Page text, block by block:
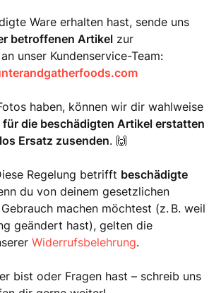
Ware erhalten hast, sende uns
betroffenen Artikel zur
unser Kundenservice-Team:
haben, können wir dir wahlweise
die beschädigten Artikel erstatten
Ersatz zusenden. 🙌
Regelung betrifft beschädigte
du von deinem gesetzlichen
Gebrauch machen möchtest (z. B. weil
geändert hast), gelten die
Widerrufsbelehrung.
bist oder Fragen hast – schreib uns